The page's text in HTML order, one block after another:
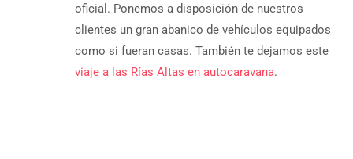
oficial. Ponemos a disposición de nuestros
clientes un gran abanico de vehículos equipados
como si fueran casas. También te dejamos este
viaje a las Rías Altas en autocaravana.